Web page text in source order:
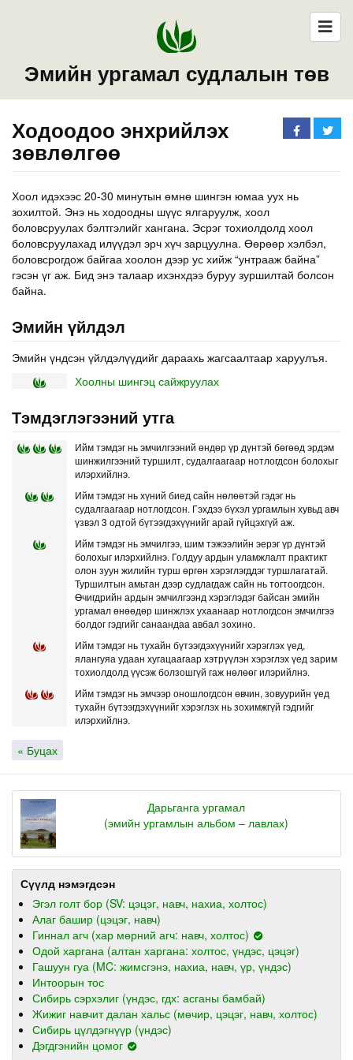
Эмийн ургамал судлалын төв
Ходоодоо энхрийлэх
зөвлөлгөө
Хоол идэхээс 20-30 минутын өмнө шингэн юмаа уух нь
зохилтой. Энэ нь ходоодны шүүс ялгаруулж, хоол
боловсруулах бэлтгэлийг хангана. Эсрэг тохиолдолд хоол
боловсруулахад илүүдэл эрч хүч зарцуулна. Өөрөөр хэлбэл,
боловсрогдож байгаа хоолон дээр ус хийж “унтрааж байна”
гэсэн үг аж. Бид энэ талаар ихэнхдээ буруу зуршилтай болсон
байна.
Эмийн үйлдэл
Эмийн үндсэн үйлдэлүүдийг дараахь жагсаалтаар харуулъя.
Хоолны шингэц сайжруулах
Тэмдэглэгээний утга
Ийм тэмдэг нь эмчилгээний өндөр үр дүнтэй бөгөөд эрдэм
шинжилгээний туршилт, судалгаагаар нотлогдсон болохыг
илэрхийлнэ.
Ийм тэмдэг нь хүний биед сайн нөлөөтэй гэдэг нь
судалгаагаар нотлогдсон. Гэхдээ бүхэл ургамлын хувьд авч
үзвэл 3 одтой бүтээгдэхүүнийг арай гүйцэхгүй аж.
Ийм тэмдэг нь эмчилгээ, шим тэжээлийн эерэг үр дүнтэй
болохыг илэрхийлнэ. Голдуу ардын уламжлалт практикт
олон зуун жилийн турш өргөн хэрэглэгддэг туршлагатай.
Туршилтын амьтан дээр судлагдаж сайн нь тогтоогдсон.
Өчигдрийн ардын эмчилгээнд хэрэглэдэг байсан эмийн
ургамал өнөөдөр шинжлэх ухаанаар нотлогдсон эмчилгээ
болдог гэдгийг санаандаа авбал зохино.
Ийм тэмдэг нь тухайн бүтээгдэхүүнийг хэрэглэх үед,
ялангуяа удаан хугацаагаар хэтрүүлэн хэрэглэх үед зарим
тохиолдолд үүсэж болзошгүй гаж нөлөөг илэрийлнэ.
Ийм тэмдэг нь эмчээр оношлогдсон өвчин, зовуурийн үед
тухайн бүтээгдэхүүнийг хэрэглэх нь зохимжгүй гэдгийг
илэрхийлнэ.
« Буцах
Дарьганга ургамал
(эмийн ургамлын альбом – лавлах)
Сүүлд нэмэгдсэн
Эгэл голт бор (SV: цэцэг, навч, нахиа, холтос)
Алаг башир (цэцэг, навч)
Гиннал агч (хар мөрний агч: навч, холтос)
Одой харгана (алтан харгана: холтос, үндэс, цэцэг)
Гашуун гуа (MC: жимсгэнэ, нахиа, навч, үр, үндэс)
Интоорын тос
Сибирь сэрхэлиг (үндэс, гдх: асганы бамбай)
Жижиг навчит далан хальс (мөчир, цэцэг, навч, холтос)
Сибирь цүлдэгнүүр (үндэс)
Дэгдгэнийн цомог